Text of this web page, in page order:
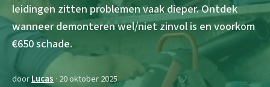
leidingen zitten problemen vaak dieper. Ontdek
wanneer demonteren wel/niet zinvol is en voorkom
€650 schade.
doorLucas · 20 oktober 2025